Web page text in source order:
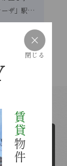
賃貸
物件
閉じる
東急田園都市線「たまプラーザ」駅 徒歩12分
から